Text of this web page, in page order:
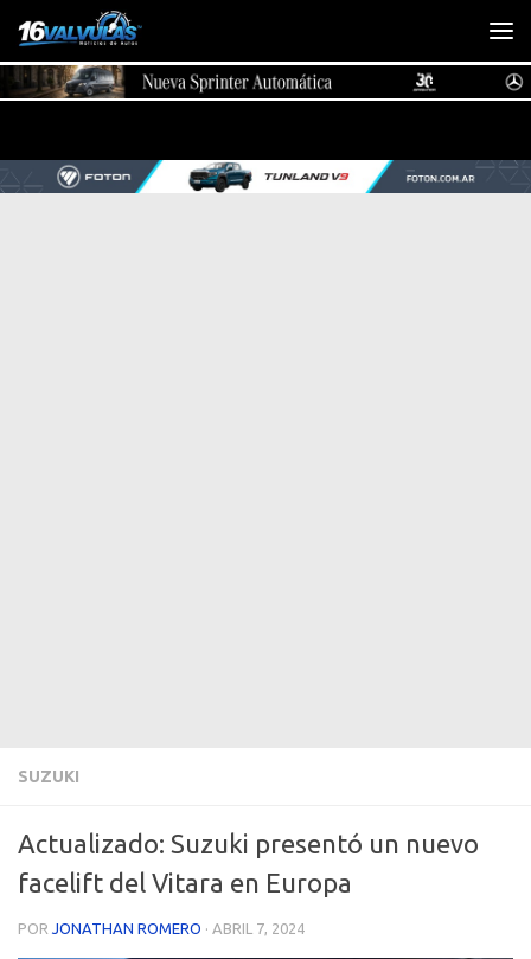
Saltar al contenido
SUZUKI
Actualizado: Suzuki presentó un nuevo
facelift del Vitara en Europa
POR JONATHAN ROMERO · ABRIL 7, 2024